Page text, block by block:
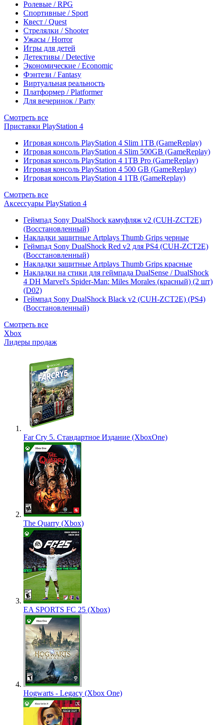
Ролевые / RPG
Спортивные / Sport
Квест / Quest
Стрелялки / Shooter
Ужасы / Horror
Игры для детей
Детективы / Detective
Экономические / Economic
Фэнтези / Fantasy
Виртуальная реальность
Платформер / Platformer
Для вечеринок / Party
Смотреть все
Приставки PlayStation 4
Игровая консоль PlayStation 4 Slim 1TB (GameReplay)
Игровая консоль PlayStation 4 Slim 500GB (GameReplay)
Игровая консоль PlayStation 4 1TB Pro (GameReplay)
Игровая консоль PlayStation 4 500 GB (GameReplay)
Игровая консоль PlayStation 4 1TB (GameReplay)
Смотреть все
Аксессуары PlayStation 4
Геймпад Sony DualShock камуфляж v2 (CUH-ZCT2E)
(Восстановленный)
Накладки защитные Artplays Thumb Grips черные
Геймпад Sony DualShock Red v2 для PS4 (CUH-ZCT2E)
(Восстановленный)
Накладки защитные Artplays Thumb Grips красные
Накладки на стики для геймпада DualSense / DualShock
4 DH Marvel's Spider-Man: Miles Morales (красный) (2 шт)
(D02)
Геймпад Sony DualShock Black v2 (CUH-ZCT2E) (PS4)
(Восстановленный)
Смотреть все
Xbox
Лидеры продаж
Far Cry 5. Стандартное Издание (XboxOne)
The Quarry (Xbox)
EA SPORTS FC 25 (Xbox)
Hogwarts - Legacy (Xbox One)